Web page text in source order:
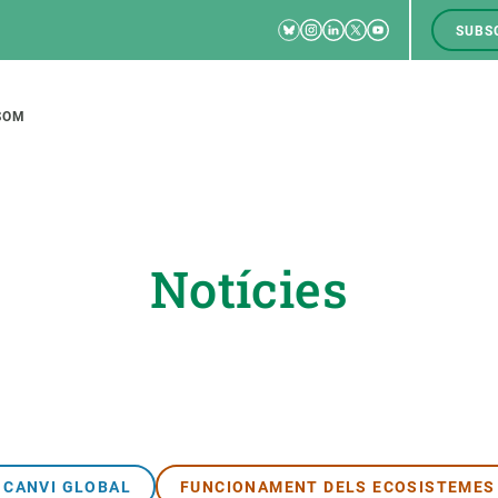
RRSS
Bluesky
Instagram
Linkedin
TwitterYoutube
Notícies
CANVI GLOBAL FUNCIONAMENT DELS ECOSISTEMES
ecosistemes Política i gestió Demana la teva beca ERC